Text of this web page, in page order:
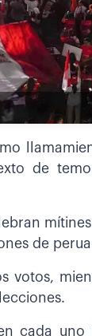
de
de
votos,
cada uno